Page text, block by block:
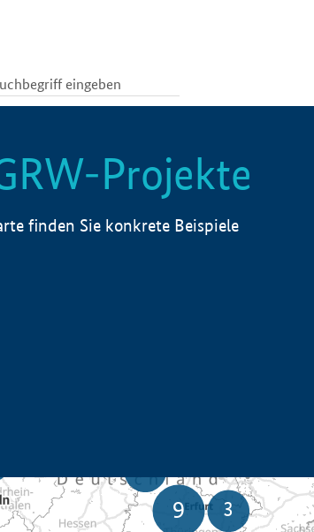
Projekte
finden Sie konkrete Beispiele